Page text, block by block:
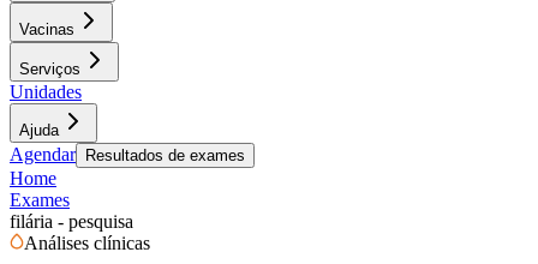
Vacinas
Serviços
Unidades
Ajuda
Agendar Resultados de exames
Home
Exames
filária - pesquisa
Análises clínicas